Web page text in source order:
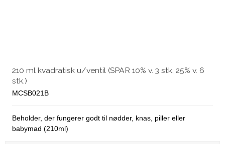
210 ml kvadratisk u/ventil (SPAR 10% v. 3 stk, 25% v. 6
stk.)
MCSB021B
Beholder, der fungerer godt til nødder, knas, piller eller
babymad (210ml)